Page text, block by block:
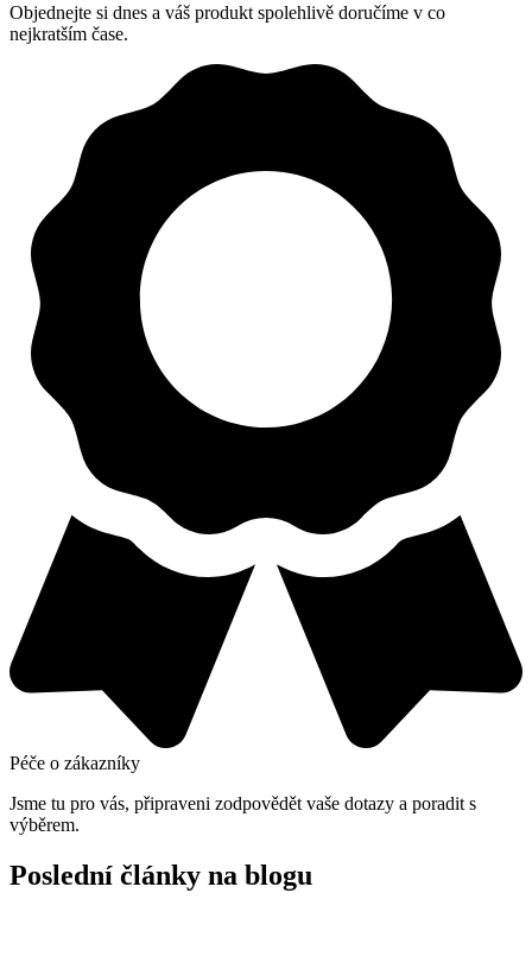
Objednejte si dnes a váš produkt spolehlivě doručíme v co
nejkratším čase.
Péče o zákazníky
Jsme tu pro vás, připraveni zodpovědět vaše dotazy a poradit s
výběrem.
Poslední články na blogu